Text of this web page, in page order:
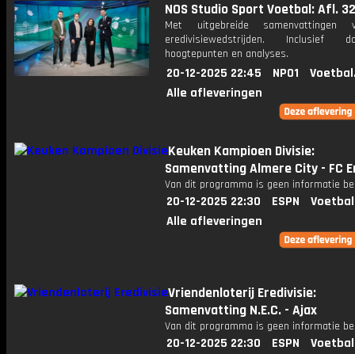
NOS Studio Sport Voetbal: Afl. 32
Met uitgebreide samenvattingen
eredivisiewedstrijden. Inclusief
hoogtepunten en analyses.
20-12-2025 22:45 NPO1
Alle afleveringen
Keuken Kampioen Divisie:
Samenvatting Almere City - FC
Van dit programma is geen informatie
20-12-2025 22:30 ESPN
Alle afleveringen
Vriendenloterij Eredivisie:
Samenvatting N.E.C. - Ajax
Van dit programma is geen informatie
20-12-2025 22:30 ESPN